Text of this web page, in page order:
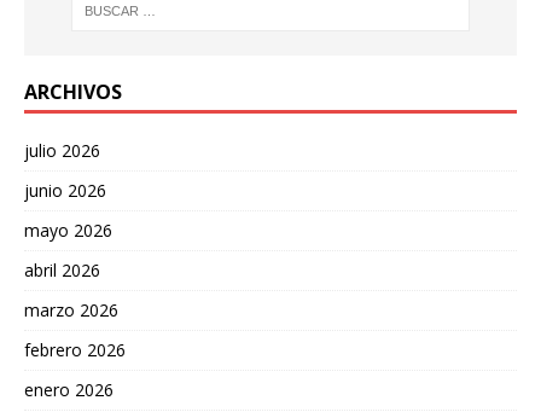
ARCHIVOS
julio 2026
junio 2026
mayo 2026
abril 2026
marzo 2026
febrero 2026
enero 2026